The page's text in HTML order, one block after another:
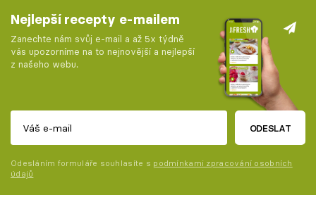
Nejlepší recepty e-mailem
Zanechte nám svůj e-mail a až 5x týdně
vás upozorníme na to nejnovější a nejlepší
z našeho webu.
ODESLAT
Odesláním formuláře souhlasíte s podmínkami zpracování osobních
údajů